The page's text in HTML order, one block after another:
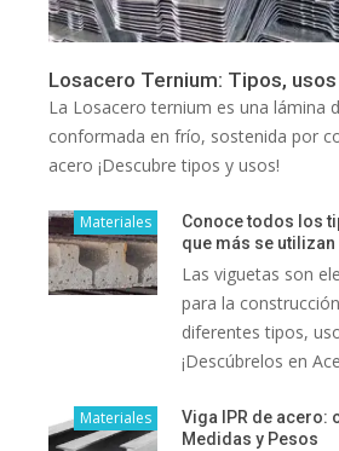
Losacero Ternium: Tipos,
La Losacero ternium es una lámina
conformada en frío, sostenida por
acero ¡Descubre tipos y usos!
Materiales
Conoce todos los
que más se
Las viguetas son
para la
diferentes tipos,
¡Descúbrelos en
Materiales
Viga IPR de acero:
Medidas y Pesos